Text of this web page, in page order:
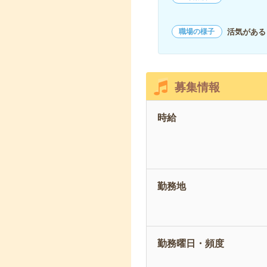
職場の様子 活気がある
募集情報
時給
勤務地
勤務曜日・頻度